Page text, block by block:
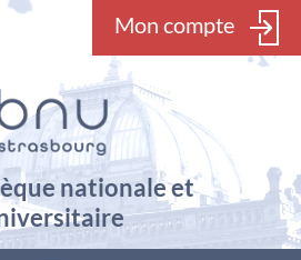
Mon compte
nationale et